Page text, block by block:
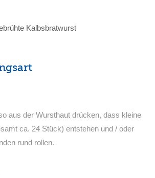
Kalbsbratwurst
aus der Wursthaut drücken, dass kleine
ca. 24 Stück) entstehen und / oder
rund rollen.